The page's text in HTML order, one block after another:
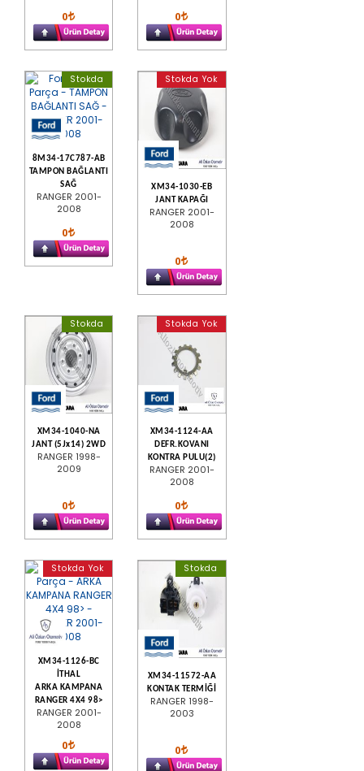
0 0
Stokda
8M34-17C787-AB
TAMPON BAĞLANTI
SAĞ
RANGER 2001-
2008
0
Stokda Yok
XM34-1030-EB
JANT KAPAĞI
RANGER 2001-
2008
0
Stokda
XM34-1040-NA
JANT (5Jx14) 2WD
RANGER 1998-
2009
0
Stokda Yok
XM34-1124-AA
DEFR.KOVANI
KONTRA PULU(2)
RANGER 2001-
2008
0
Stokda Yok
XM34-1126-BC
İTHAL
ARKA KAMPANA
RANGER 4X4 98>
RANGER 2001-
2008
0
Stokda
XM34-11572-AA
KONTAK TERMİĞİ
RANGER 1998-
2003
0